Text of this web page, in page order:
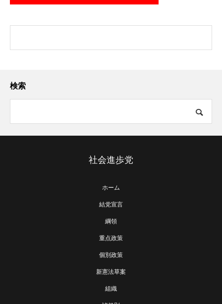
検索
社会進歩党
ホーム
結党宣言
綱領
重点政策
個別政策
新憲法草案
組織